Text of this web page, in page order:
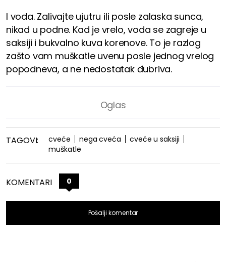
I voda. Zalivajte ujutru ili posle zalaska sunca,
nikad u podne. Kad je vrelo, voda se zagreje u
saksiji i bukvalno kuva korenove. To je razlog
zašto vam muškatle uvenu posle jednog vrelog
popodneva, a ne nedostatak đubriva.
TAGOVI: cveće nega cveća
cveće u saksiji
muškatle
KOMENTARI 0
Pošalji komentar